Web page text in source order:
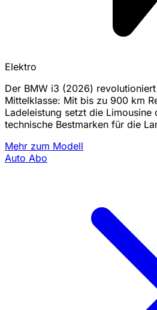
Elektro
Der BMW i3 (2026)
Mittelklasse: Mit bis zu 900 km
Ladeleistung setzt die Limousine
technische Bestmarken für die
Mehr zum Modell
Auto Abo